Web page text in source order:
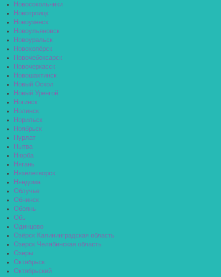
Новосокольники
Новотроицк
Новоузенск
Новоульяновск
Новоуральск
Новохопёрск
Новочебоксарск
Новочеркасск
Новошахтинск
Новый Оскол
Новый Уренгой
Ногинск
Нолинск
Норильск
Ноябрьск
Нурлат
Нытва
Нюрба
Нягань
Нязелетворск
Няндома
Облучье
Обнинск
Обоянь
Обь
Одинцово
Озёрск Калининградская область
Озерск Челябинская область
Озеры
Октябрьск
Октябрьский